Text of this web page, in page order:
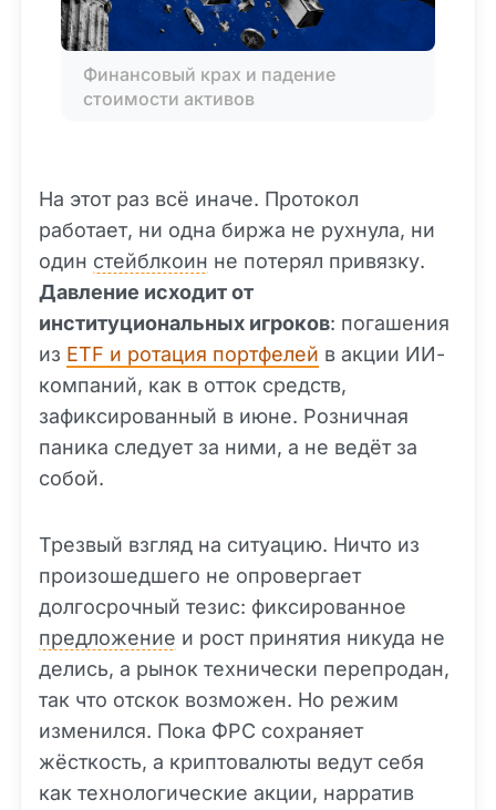
Финансовый крах и падение
стоимости активов
На этот раз всё иначе. Протокол
работает, ни одна биржа не рухнула, ни
один стейблкоин не потерял привязку.
Давление исходит от
институциональных игроков: погашения
из ETF и ротация портфелей в акции ИИ-
компаний, как в отток средств,
зафиксированный в июне. Розничная
паника следует за ними, а не ведёт за
собой.
Трезвый взгляд на ситуацию. Ничто из
произошедшего не опровергает
долгосрочный тезис: фиксированное
предложение и рост принятия никуда не
делись, а рынок технически перепродан,
так что отскок возможен. Но режим
изменился. Пока ФРС сохраняет
жёсткость, а криптовалюты ведут себя
как технологические акции, нарратив